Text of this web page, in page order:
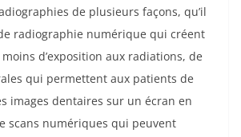
de plusieurs façons, qu’il
de radiographie numérique qui créent
d’exposition aux radiations, de
qui permettent aux patients de
images dentaires sur un écran en
scans numériques qui peuvent